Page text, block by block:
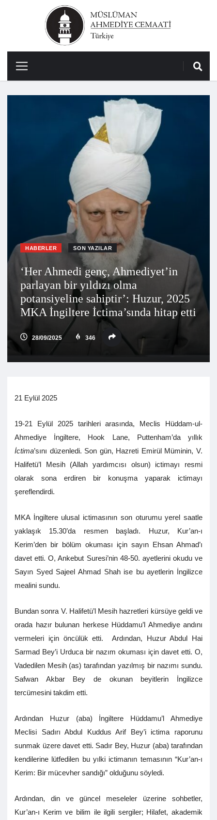
HABERLER SON YAZILAR
‘Her Ahmedi genç, Ahmediyet’in
parlayan bir yıldızı olma
potansiyeline sahiptir’: Huzur, 2025
MKA İngiltere İctima’sında hitap etti
28/09/2025 346
21 Eylül 2025
19-21 Eylül 2025 tarihleri arasında, Meclis Hüddam-ul-
Ahmediye İngiltere, Hook Lane, Puttenham’da yıllık
İctima’sını düzenledi. Son gün, Hazreti Emirül Müminin, V.
Halifetü’l Mesih (Allah yardımcısı olsun) ictimayı resmi
olarak sona erdiren bir konuşma yaparak ictimayı
şereflendirdi.
MKA İngiltere ulusal ictimasının son oturumu yerel saatle
yaklaşık 15.30’da resmen başladı. Huzur, Kur’an-ı
Kerim’den bir bölüm okuması için sayın Ehsan Ahmad’ı
davet etti. O, Ankebut Suresi’nin 48-50. ayetlerini okudu ve
Sayın Syed Sajeel Ahmad Shah ise bu ayetlerin İngilizce
mealini sundu.
Bundan sonra V. Halifetü’l Mesih hazretleri kürsüye geldi ve
orada hazır bulunan herkese Hüddamu’l Ahmediye andını
vermeleri için öncülük etti. Ardından, Huzur Abdul Hai
Sarmad Bey’i Urduca bir nazım okuması için davet etti. O,
Vadedilen Mesih (as) tarafından yazılmış bir nazımı sundu.
Safwan Akbar Bey de okunan beyitlerin İngilizce
tercümesini takdim etti.
Ardından Huzur (aba) İngiltere Hüddamu’l Ahmediye
Meclisi Sadırı Abdul Kuddus Arif Bey’i ictima raporunu
sunmak üzere davet etti. Sadır Bey, Huzur (aba) tarafından
kendilerine lütfedilen bu yılki ictimanın temasının “Kur’an-ı
Kerim: Bir mücevher sandığı” olduğunu söyledi.
Ardından, din ve güncel meseleler üzerine sohbetler,
Kur’an-ı Kerim ve bilim ile ilgili sergiler; Hilafet, akademik